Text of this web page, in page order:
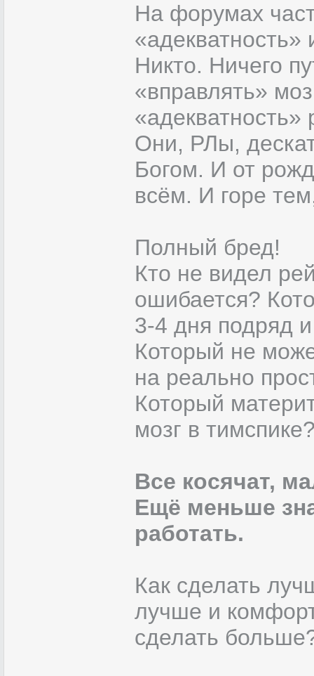
На форумах
Никто. Ничего
«вправлять»
Они, РЛы,
Богом. И от
всём. И горе
Полный бред!
Кто не видел
ошибается?
3-4 дня подряд
Который не
на реально
Который
мозг в
Все косячат,
Ещё меньше
работать.
Как сделать
лучше и
сделать